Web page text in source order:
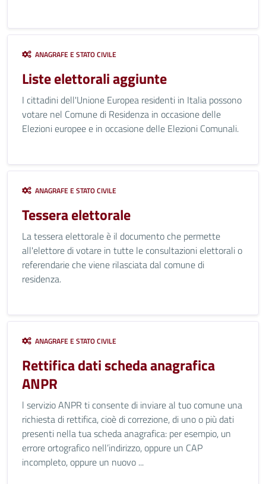
ANAGRAFE E STATO CIVILE
Liste elettorali aggiunte
I cittadini dell'Unione Europea residenti in Italia possono
votare nel Comune di Residenza in occasione delle
Elezioni europee e in occasione delle Elezioni Comunali.
ANAGRAFE E STATO CIVILE
Tessera elettorale
La tessera elettorale è il documento che permette
all'elettore di votare in tutte le consultazioni elettorali o
referendarie che viene rilasciata dal comune di
residenza.
ANAGRAFE E STATO CIVILE
Rettifica dati scheda anagrafica
ANPR
l servizio ANPR ti consente di inviare al tuo comune una
richiesta di rettifica, cioè di correzione, di uno o più dati
presenti nella tua scheda anagrafica: per esempio, un
errore ortografico nell’indirizzo, oppure un CAP
incompleto, oppure un nuovo ...